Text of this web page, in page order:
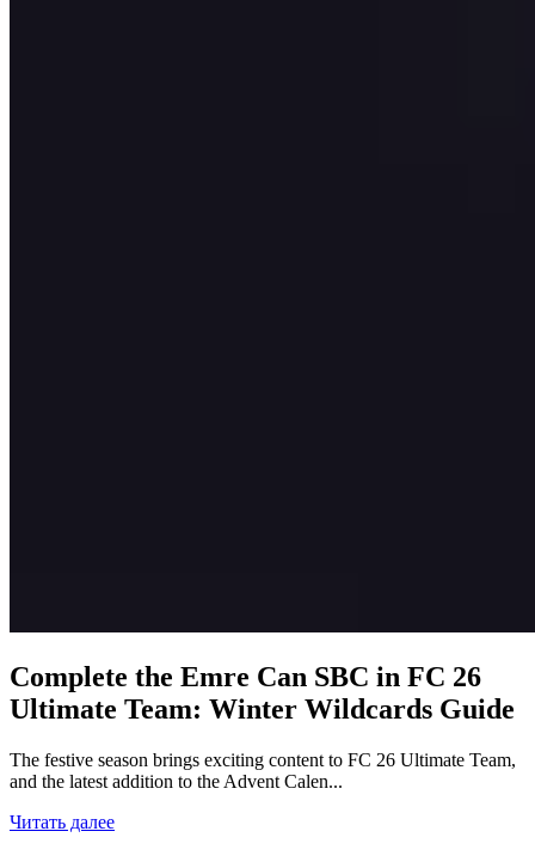
Complete the Emre Can SBC in FC 26
Ultimate Team: Winter Wildcards Guide
The festive season brings exciting content to FC 26 Ultimate Team,
and the latest addition to the Advent Calen...
Читать далее